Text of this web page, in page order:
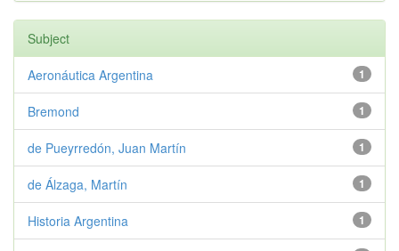
Subject
1
Aeronáutica Argentina
1
Bremond
1
de Pueyrredón, Juan Martín
1
de Álzaga, Martín
1
Historia Argentina